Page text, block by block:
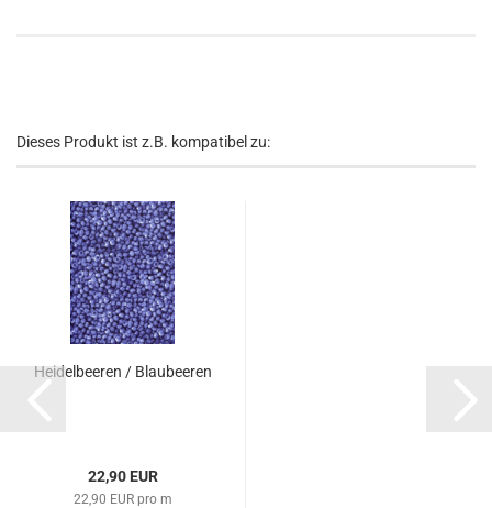
Dieses Produkt ist z.B. kompatibel zu:
Heidelbeeren / Blaubeeren
22,90 EUR
22,90 EUR pro m